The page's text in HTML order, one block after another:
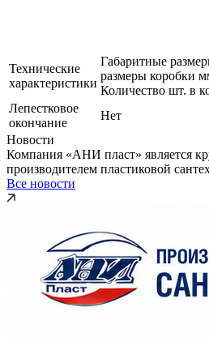
Технические
характеристики
Габаритные
размеры коробки
Количество шт. в
Лепестковое
окончание
Нет
Новости
Компания «АНИ пласт» является
производителем пластиковой
Все новости